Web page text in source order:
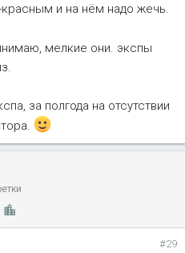
и на нём надо жечь.
мелкие они. экспы
за полгода на отсутствии
#29